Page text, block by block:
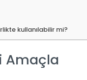
kullanılabilir mi?
Amaçla